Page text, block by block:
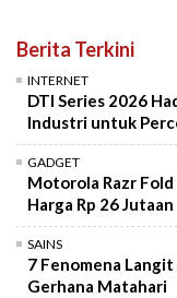
Berita Terkini
INTERNET
DTI Series 2026
Industri untuk
GADGET
Motorola Razr
Harga Rp 26 Jutaan
SAINS
7 Fenomena
Gerhana Matahari